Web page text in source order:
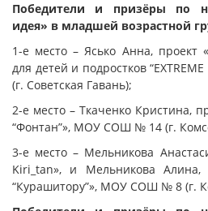
Победители и призёры по
идея» в младшей возрастной
1-е место – Ясько Анна, проект
для детей и подростков
(г. Советская Гавань);
2-е место – Ткаченко Кристина,
“Фонтан”», МОУ СОШ № 14 (г.
3-е место – Мельникова
Kiri_tan», и Мельникова Алина,
“Курашитору”», МОУ СОШ № 8 (г.